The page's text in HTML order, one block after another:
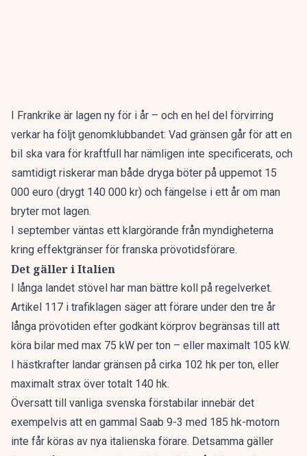
I Frankrike är lagen ny för i år – och en hel del förvirring
verkar ha följt genomklubbandet: Vad gränsen går för att en
bil ska vara för kraftfull har nämligen inte specificerats, och
samtidigt riskerar man både dryga böter på uppemot 15
000 euro (drygt 140 000 kr) och fängelse i ett år om man
bryter mot lagen.
I september väntas ett klargörande från myndigheterna
kring effektgränser för franska prövotidsförare.
Det gäller i Italien
I långa landet stövel har man bättre koll på regelverket.
Artikel 117 i trafiklagen säger att förare under den tre år
långa prövotiden efter godkänt körprov begränsas till att
köra bilar med max 75 kW per ton – eller maximalt 105 kW.
I hästkrafter landar gränsen på cirka 102 hk per ton, eller
maximalt strax över totalt 140 hk.
Översatt till vanliga svenska förstabilar innebär det
exempelvis att en gammal Saab 9-3 med 185 hk-motorn
inte får köras av nya italienska förare. Detsamma gäller